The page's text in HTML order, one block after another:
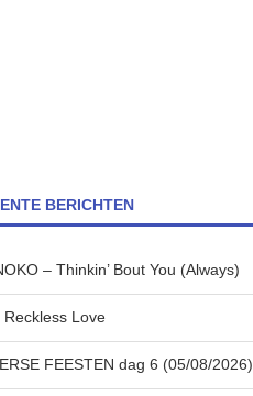
BERICHTEN
– Thinkin’ Bout You (Always)
Reckless Love
FEESTEN dag 6 (05/08/2026)